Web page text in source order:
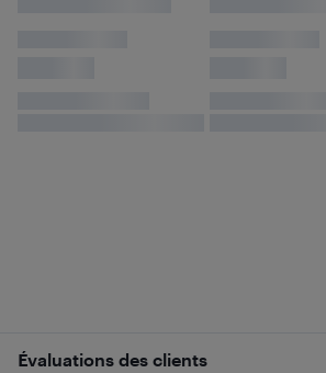
Évaluations des clients